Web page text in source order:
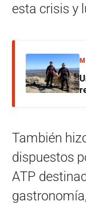
esta crisis y
También
dispuestos
ATP